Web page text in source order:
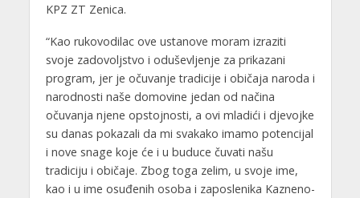
KPZ ZT Zenica.
“Kao rukovodilac ove ustanove moram izraziti
svoje zadovoljstvo i oduševljenje za prikazani
program, jer je očuvanje tradicije i običaja naroda i
narodnosti naše domovine jedan od načina
očuvanja njene opstojnosti, a ovi mladići i djevojke
su danas pokazali da mi svakako imamo potencijal
i nove snage koje će i u buduce čuvati našu
tradiciju i običaje. Zbog toga zelim, u svoje ime,
kao i u ime osuđenih osoba i zaposlenika Kazneno-